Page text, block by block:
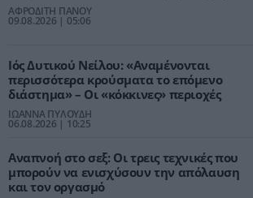
ΑΦΡΟΔΙΤΗ ΠΑΝΟΥ
09.08.2026 | 05:06
Ιός Δυτικού Νείλου: «Αναμένονται
περισσότερα κρούσματα το επόμενο
διάστημα» – Οι «κόκκινες» περιοχές
ΙΩΑΝΝΑ ΠΥΛΟΥΔΗ
06.08.2026 | 10:25
Αναπνοή στο σεξ: Οι τρεις τεχνικές που
μπορούν να ενισχύσουν την απόλαυση
και τον οργασμό